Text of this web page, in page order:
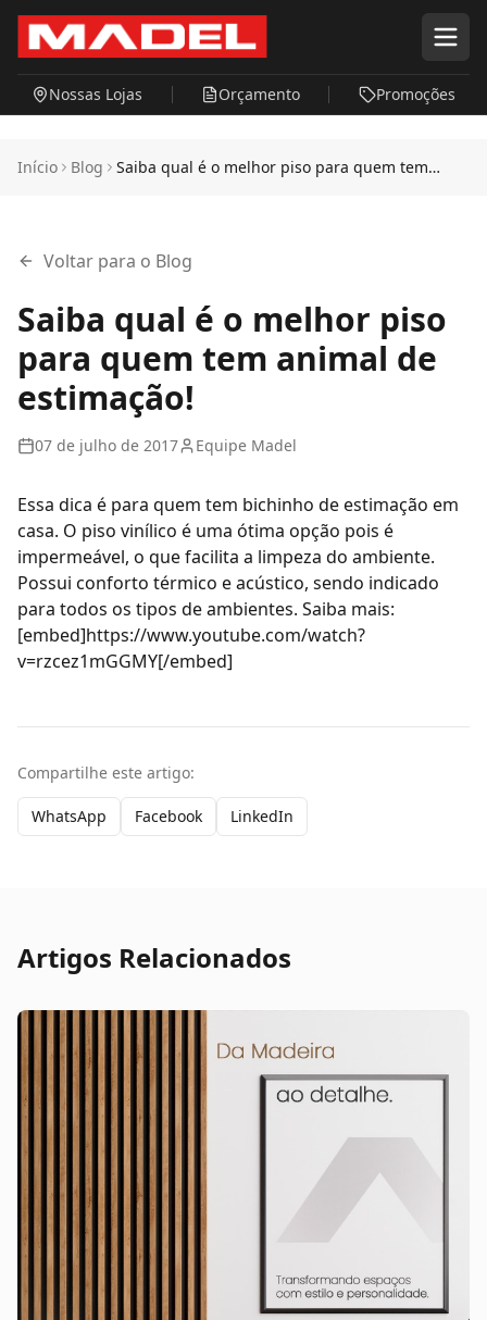
Pular para o conteúdo principal
Nossas Lojas Orçamento Promoções
Início Blog
Saiba qual é o melhor piso para quem tem
Voltar para o Blog
Saiba qual é o melhor piso
para quem tem animal de
estimação!
07 de julho de 2017 Equipe Madel
Essa dica é para quem tem bichinho de estimação em
casa. O piso vinílico é uma ótima opção pois é
impermeável, o que facilita a limpeza do ambiente.
Possui conforto térmico e acústico, sendo indicado
para todos os tipos de ambientes. Saiba mais:
[embed]https://www.youtube.com/watch?
v=rzcez1mGGMY[/embed]
Compartilhe este artigo:
WhatsApp Facebook LinkedIn
Artigos Relacionados